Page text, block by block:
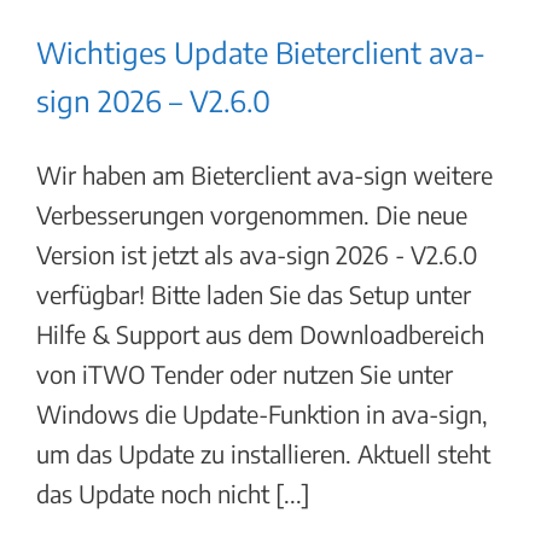
Wichtiges Update Bieterclient ava-
sign 2026 – V2.6.0
Wir haben am Bieterclient ava-sign weitere
Verbesserungen vorgenommen. Die neue
Version ist jetzt als ava-sign 2026 - V2.6.0
verfügbar! Bitte laden Sie das Setup unter
Hilfe & Support aus dem Downloadbereich
von iTWO Tender oder nutzen Sie unter
Windows die Update-Funktion in ava-sign,
um das Update zu installieren. Aktuell steht
das Update noch nicht [...]